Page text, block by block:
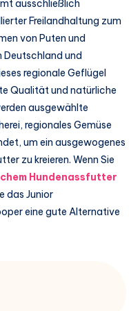
ausschließlich
Freilandhaltung zum
von Puten und
Deutschland und
regionale Geflügel
Qualität und natürliche
ausgewählte
regionales Gemüse
um ein ausgewogenes
zu kreieren. Wenn Sie
Hundenassfutter
das Junior
eine gute Alternative